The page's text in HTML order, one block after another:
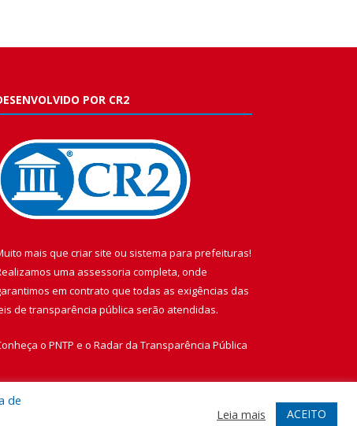
POR CR2
mais que criar site ou sistema para prefeituras!
uma assessoria completa, onde
em contrato que todas as exigências das
de transparência pública serão atendidas.
o PNTP e o Radar da Transparência Pública
de
Leia mais ACEITO